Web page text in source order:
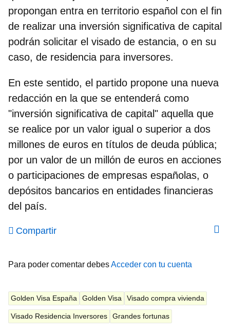
propongan entra en territorio español con el fin
de realizar una inversión significativa de capital
podrán solicitar el visado de estancia, o en su
caso, de residencia para inversores.
En este sentido, el partido propone una nueva
redacción en la que se entenderá como
"inversión significativa de capital" aquella que
se realice por un valor igual o superior a dos
millones de euros en títulos de deuda pública;
por un valor de un millón de euros en acciones
o participaciones de empresas españolas, o
depósitos bancarios en entidades financieras
del país.
Compartir
Para poder comentar debesAcceder con tu cuenta
Golden Visa España Golden Visa Visado compra vivienda
Visado Residencia Inversores Grandes fortunas